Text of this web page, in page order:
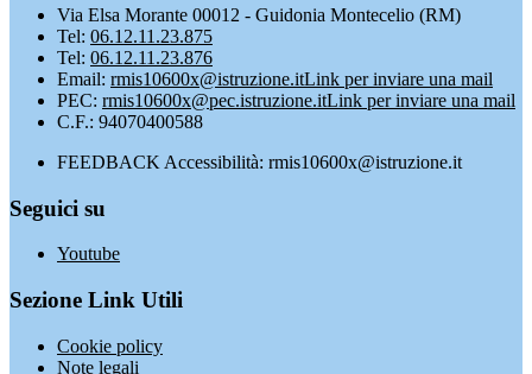
Via Elsa Morante 00012 - Guidonia Montecelio (RM)
Tel: 06.12.11.23.875
Tel: 06.12.11.23.876
Email: rmis10600x@istruzione.itLink per inviare una mail
PEC: rmis10600x@pec.istruzione.itLink per inviare una mail
C.F.: 94070400588
FEEDBACK Accessibilità: rmis10600x@istruzione.it
Seguici su
Youtube
Sezione Link Utili
Cookie policy
Note legali